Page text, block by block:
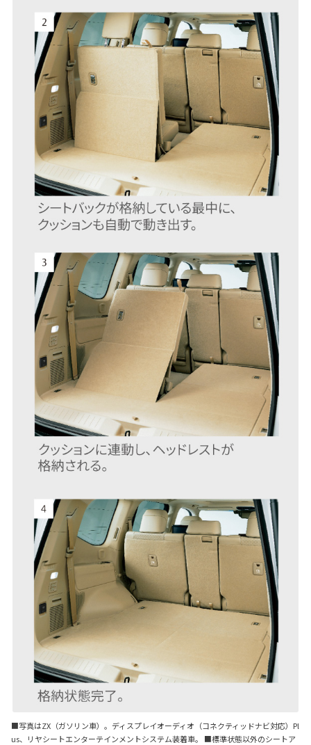
■写真はZX（ガソリン車）。ディスプレイオーディオ（コネクティッドナビ対応）Pl
us、リヤシートエンターテインメントシステム装着車。 ■標準状態以外のシートア